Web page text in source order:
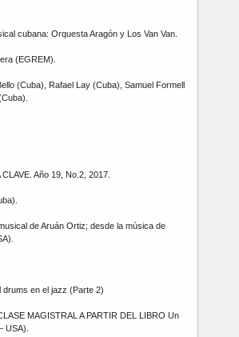
cubana: Orquesta Aragón y Los Van Van.
(EGREM).
(Cuba), Rafael Lay (Cuba), Samuel Formell
Año 19, No.2, 2017.
de Aruán Ortiz; desde la música de
drums en el jazz (Parte 2)
MAGISTRAL A PARTIR DEL LIBRO Un
USA).